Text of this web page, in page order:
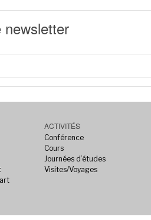
newsletter
ACTIVITÉS
Conférence
Cours
Journées d’études
Visites/Voyages